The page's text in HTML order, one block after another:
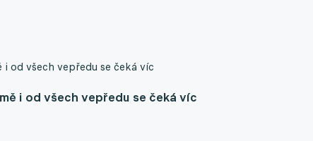
od všech vepředu se čeká víc
i od všech vepředu se čeká víc